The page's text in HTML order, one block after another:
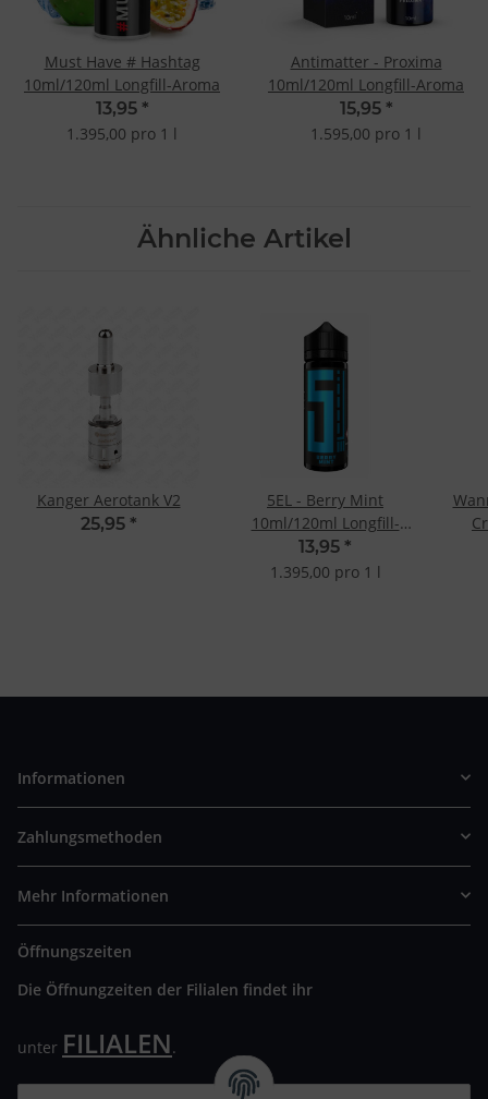
Must Have # Hashtag
10ml/120ml Longfill-Aroma
13,95 *
1.395,00 pro 1 l
Antimatter - Proxima
10ml/120ml Longfill-Aroma
15,95 *
1.595,00 pro 1 l
Ähnliche Artikel
Kanger Aerotank V2
25,95 *
5EL - Berry Mint
10ml/120ml Longfill-
Aroma
13,95 *
1.395,00 pro 1 l
Informationen
Zahlungsmethoden
Mehr Informationen
Öffnungszeiten
Die Öffnungzeiten der Filialen findet ihr
unter FILIALEN.
Wir freuen uns auf Euren Besuch. Bitte beachtet die